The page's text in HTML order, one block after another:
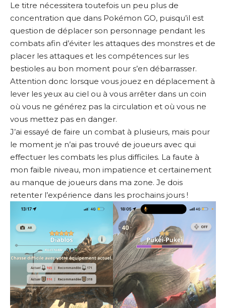
Le titre nécessitera toutefois un peu plus de
concentration que dans Pokémon GO, puisqu’il est
question de déplacer son personnage pendant les
combats afin d’éviter les attaques des monstres et de
placer les attaques et les compétences sur les
bestioles au bon moment pour s’en débarrasser.
Attention donc lorsque vous jouez en déplacement à
lever les yeux au ciel ou à vous arrêter dans un coin
où vous ne générez pas la circulation et où vous ne
vous mettez pas en danger.
J’ai essayé de faire un combat à plusieurs, mais pour
le moment je n’ai pas trouvé de joueurs avec qui
effectuer les combats les plus difficiles. La faute à
mon faible niveau, mon impatience et certainement
au manque de joueurs dans ma zone. Je dois
retenter l’expérience dans les prochains jours !